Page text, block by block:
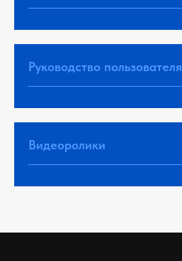
Руководство пользователя
Видеоролики